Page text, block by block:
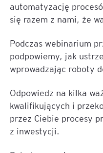
automatyzację
się razem z nami, że
Podczas webinarium
podpowiemy, jak
wprowadzając roboty
Odpowiedz na kilka
kwalifikujących i
przez Ciebie procesy
z inwestycji.